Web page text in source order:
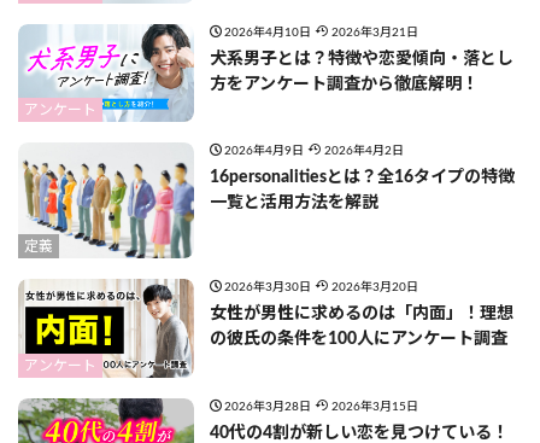
アンケート
2026年4月10日 2026年3月21日
犬系男子とは？特徴や恋愛傾向・落とし
方をアンケート調査から徹底解明！
定義
2026年4月9日 2026年4月2日
16personalitiesとは？全16タイプの特徴
一覧と活用方法を解説
アンケート
2026年3月30日 2026年3月20日
女性が男性に求めるのは「内面」！理想
の彼氏の条件を100人にアンケート調査
2026年3月28日 2026年3月15日
40代の4割が新しい恋を見つけている！